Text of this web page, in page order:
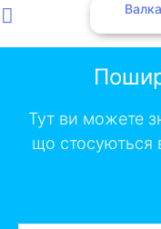
Тут ви можете
що стосуються